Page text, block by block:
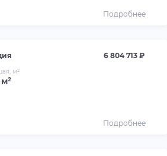
Подробнее
6 804 713 ₽
м²
м²
Подробнее